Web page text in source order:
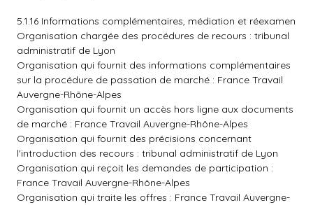
5.1.16 Informations complémentaires, médiation et réexamen
Organisation chargée des procédures de recours : tribunal
administratif de Lyon
Organisation qui fournit des informations complémentaires
sur la procédure de passation de marché : France Travail
Auvergne-Rhône-Alpes
Organisation qui fournit un accès hors ligne aux documents
de marché : France Travail Auvergne-Rhône-Alpes
Organisation qui fournit des précisions concernant
l'introduction des recours : tribunal administratif de Lyon
Organisation qui reçoit les demandes de participation :
France Travail Auvergne-Rhône-Alpes
Organisation qui traite les offres : France Travail Auvergne-